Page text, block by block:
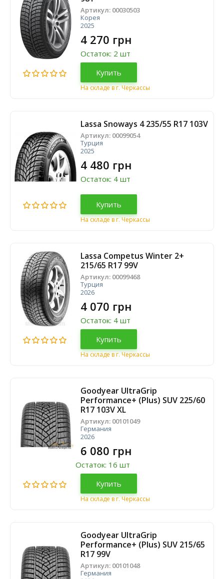
Артикул: 00030503
Корея
2025
4 270 грн
Остаток: 2 шт
Купить
На складе в г. Черкассы
Lassa Snoways 4 235/55 R17 103V
Артикул: 00099054
Турция
2025
4 480 грн
Остаток: 4 шт
Купить
На складе в г. Черкассы
Lassa Competus Winter 2+
215/65 R17 99V
Артикул: 00099468
Турция
2026
4 070 грн
Остаток: 4 шт
Купить
На складе в г. Черкассы
Goodyear UltraGrip
Performance+ (Plus) SUV 225/60
R17 103V XL
Артикул: 00101049
Германия
2026
6 080 грн
Остаток: 16 шт
Купить
На складе в г. Черкассы
Goodyear UltraGrip
Performance+ (Plus) SUV 215/65
R17 99V
Артикул: 00101048
Германия